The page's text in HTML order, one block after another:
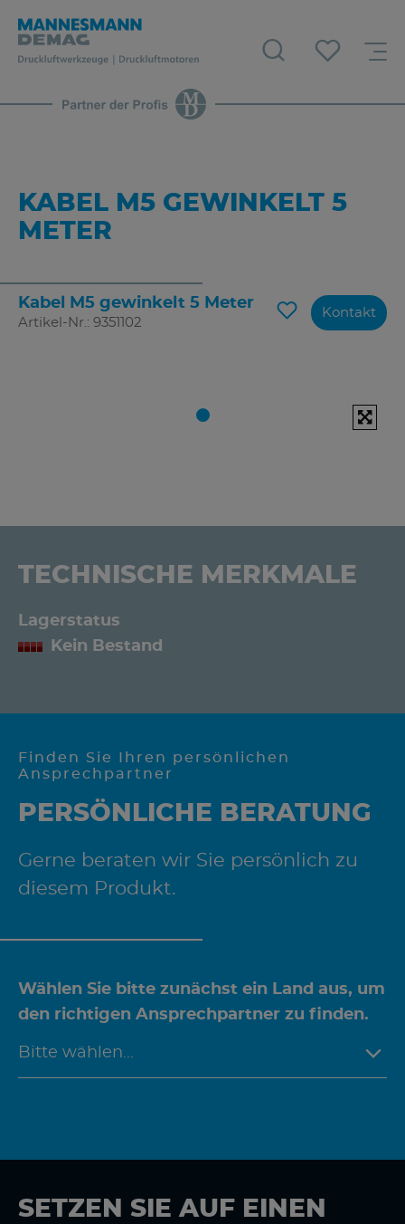
KABEL M5 GEWINKELT 5
METER
Kabel M5 gewinkelt 5 Meter
Artikel-Nr.: 9351102
Kontakt
TECHNISCHE MERKMALE
Lagerstatus
Kein Bestand
Finden Sie Ihren persönlichen
Ansprechpartner
PERSÖNLICHE BERATUNG
Gerne beraten wir Sie persönlich zu
diesem Produkt.
Wählen Sie bitte zunächst ein Land aus, um
den richtigen Ansprechpartner zu finden.
SETZEN SIE AUF EINEN